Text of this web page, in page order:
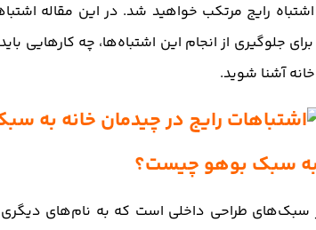
اشتباه رایج مرتکب خواهید شد. در این مقاله
جلوگیری از انجام این اشتباه‌ها، چه کارهایی
آشنا شوید.
به سبک بوهو چیست؟
طراحی داخلی است که به نام‌های